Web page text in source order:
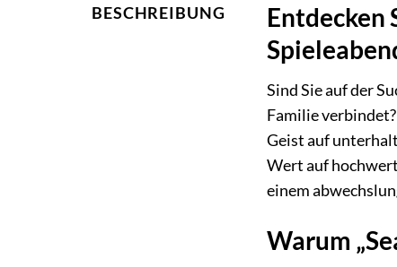
BESCHREIBUNG
Entdecken
Sind Sie auf der
Familie verbindet?
Geist auf
Wert auf
einem
Warum